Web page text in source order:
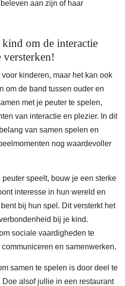
aan zijn of haar
kind om de interactie
versterken!
kinderen, maar het kan ook
om de band tussen ouder en
met je peuter te spelen,
van interactie en plezier. In dit
van samen spelen en
nog waardevoller
speelt, bouw je een sterke
interesse in hun wereld en
bij hun spel. Dit versterkt het
bij je kind.
sociale vaardigheden te
en samenwerken.
samen te spelen is door deel te
alsof jullie in een restaurant